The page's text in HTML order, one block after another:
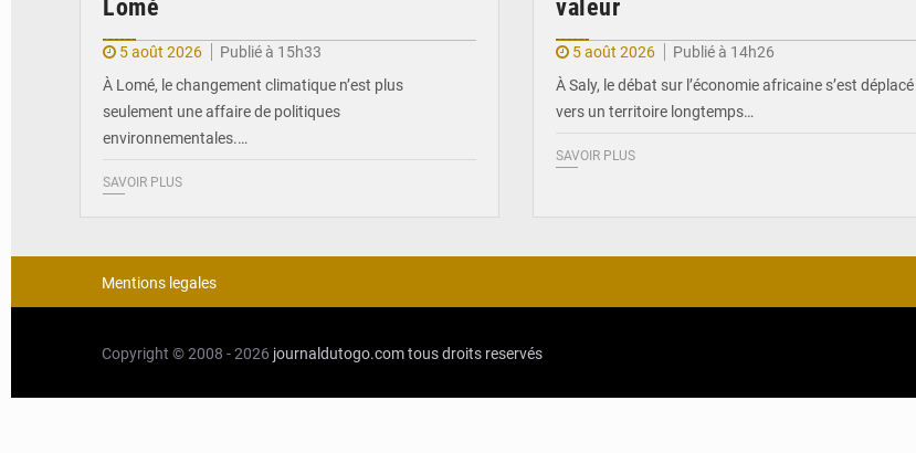
Lomé
5 août 2026
Publié à 15h33
À Lomé, le changement climatique n’est plus
seulement une affaire de politiques
environnementales.…
SAVOIR PLUS
valeur
5 août 2026
Publié à 14h26
À Saly, le débat sur l’économie africaine s’est déplacé
vers un territoire longtemps…
SAVOIR PLUS
Mentions legales
Copyright © 2008 - 2026 journaldutogo.comtous droits reservés